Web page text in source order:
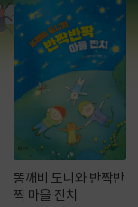
똥깨비 도니와 반짝반
짝 마을 잔치